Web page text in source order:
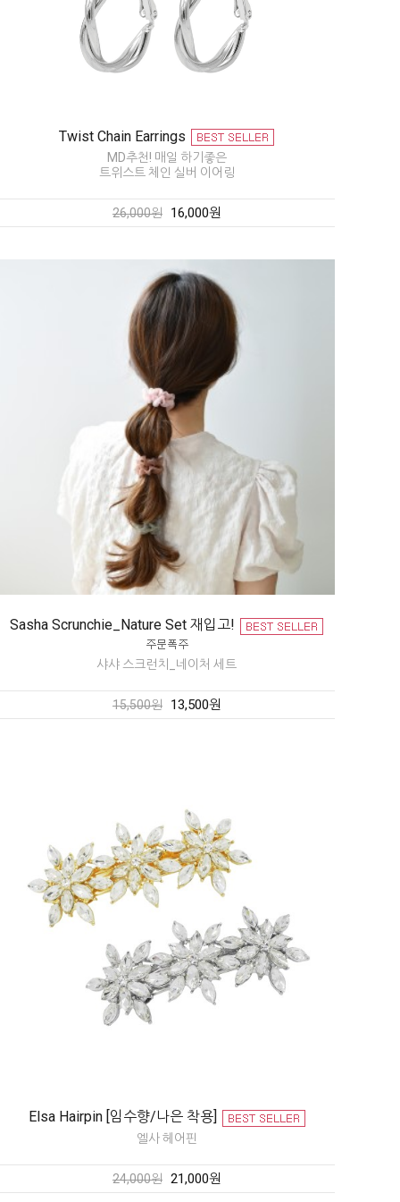
Twist Chain Earrings
MD추천! 매일 하기좋은
트위스트 체인 실버 이어링
26,000원 16,000원
Sasha Scrunchie_Nature Set 재입고!
샤샤 스크런치_네이처 세트
15,500원 13,500원
Elsa Hairpin [임수향/나은 착용]
엘사 헤어핀
24,000원 21,000원